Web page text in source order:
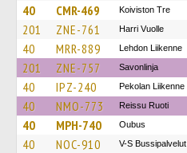
40 CMR-469 Koiviston Tre
201 ZNE-761 Harri Vuolle
40 MRR-889 Lehdon Liikenne
201 ZNE-757 Savonlinja
40 IPZ-240 Pekolan Liikenne
40 NMO-773 Reissu Ruoti
40 MPH-740 Oubus
40 NOC-910 V-S Bussipalvelut